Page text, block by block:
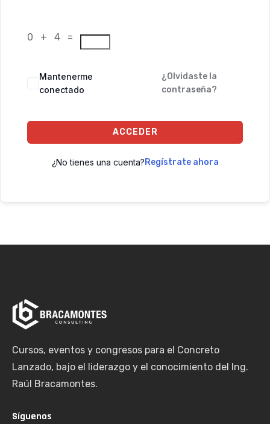
0 + 4 =
Mantenerme
conectado
¿Olvidaste la
contraseña?
ACCEDER
¿No tienes una cuenta?Regístrate ahora
Cursos, eventos y congresos para el Concreto
Lanzado, bajo el liderazgo y el conocimiento del Ing.
Raúl Bracamontes.
Síguenos